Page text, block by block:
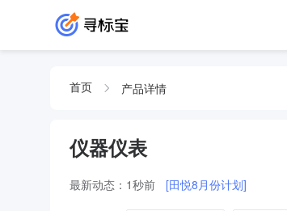
首页 产品详情
仪器仪表
最新动态： 1秒前 [田悦8月份计划]